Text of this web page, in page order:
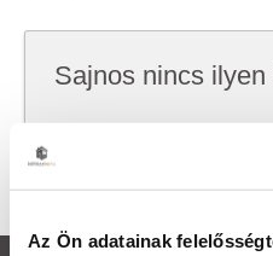
Az Ön adatainak
Sajnos nincs ilyen
keresni, hátha akkor